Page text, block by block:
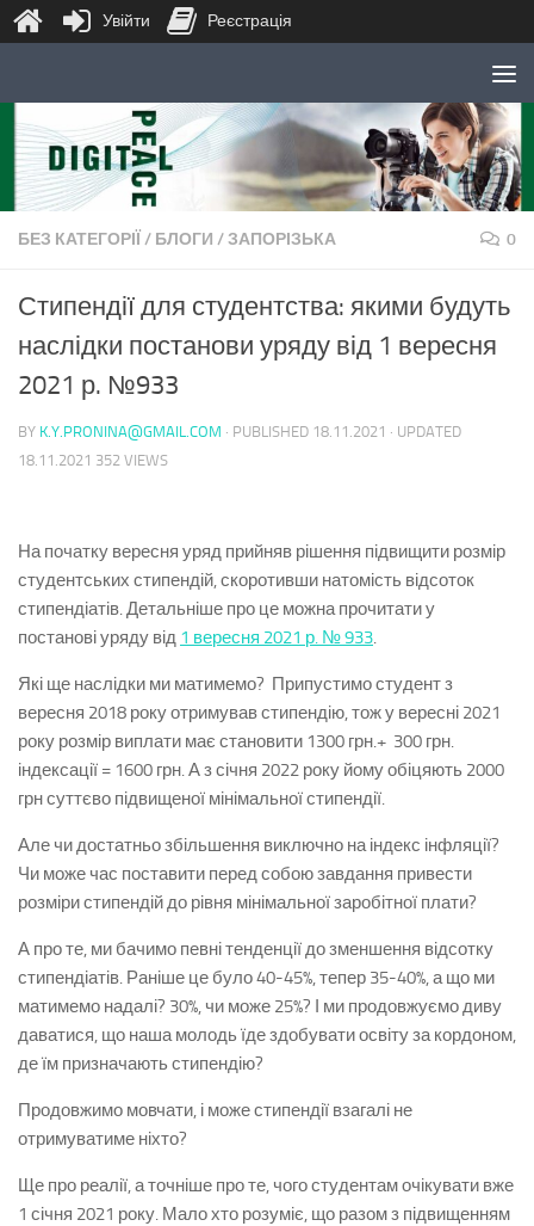
Skip to content
БЕЗ КАТЕГОРІЇ / БЛОГИ /ЗАПОРІЗЬКА 0
Стипендії для студентства: якими будуть
наслідки постанови уряду від 1 вересня
2021 р. №933
BY K.Y.PRONINA@GMAIL.COM · PUBLISHED 18.11.2021 · UPDATED
18.11.2021 352 VIEWS
На початку вересня уряд прийняв рішення підвищити розмір
студентських стипендій, скоротивши натомість відсоток
стипендіатів. Детальніше про це можна прочитати у
постановіуряду від 1 вересня 2021 р. № 933.
Які ще наслідки ми матимемо? Припустимо студент з
вересня 2018 року отримував стипендію, тож у вересні 2021
року розмір виплати має становити 1300 грн.+ 300 грн.
індексації = 1600 грн. А з січня 2022 року йому обіцяють 2000
грн суттєво підвищеної мінімальної стипендії.
Але чи достатньо збільшення виключно на індекс інфляції?
Чи може час поставити перед собою завдання привести
розміри стипендій до рівня мінімальної заробітної плати?
А про те, ми бачимо певні тенденції до зменшення відсотку
стипендіатів. Раніше це було 40-45%, тепер 35-40%, а що ми
матимемо надалі? 30%, чи може 25%? І ми продовжуємо диву
даватися, що наша молодь їде здобувати освіту за кордоном,
де їм призначають стипендію?
Продовжимо мовчати, і може стипендії взагалі не
отримуватиме ніхто?
Ще про реалії, а точніше про те, чого студентам очікувати вже
1 січня 2021 року. Мало хто розуміє, що разом з підвищенням
Увійти Реєстрація